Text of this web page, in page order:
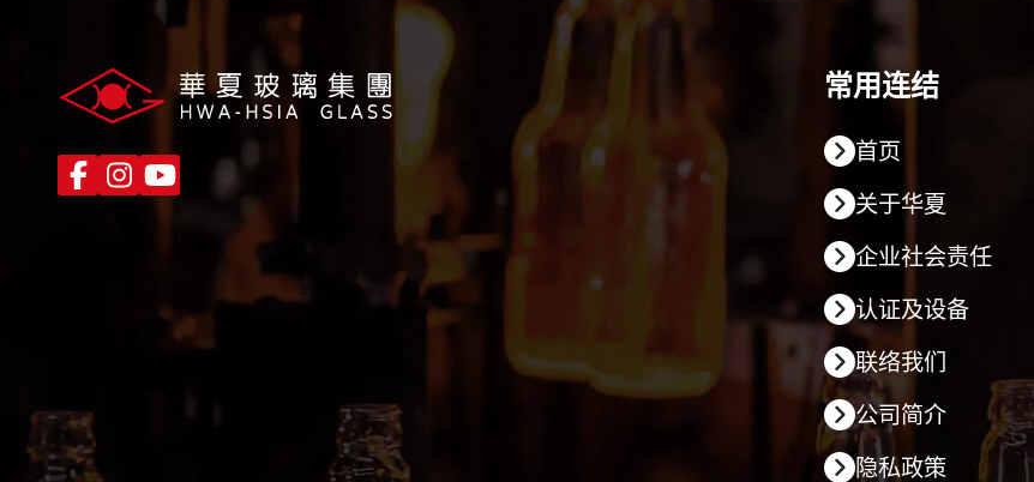
常用连结
首页
关于华夏
企业社会责任
认证及设备
联络我们
公司简介
隐私政策